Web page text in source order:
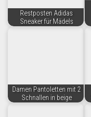
Restposten Adidas
Sneaker für Mädels
Damen Pantoletten mit 2
Schnallen in beige